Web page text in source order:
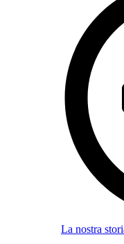
La nostra